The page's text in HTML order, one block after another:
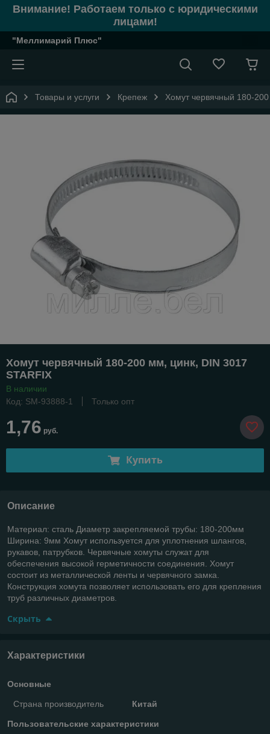
Внимание! Работаем только с юридическими
лицами!
"Меллимарий Плюс"
Товары и услуги Крепеж Хомут червячный 180-
Хомут червячный 180-200 мм, цинк, DIN 3017
STARFIX
В наличии
Код: SM-93888-1
Только опт
1,76 руб.
Купить
Описание
Материал: сталь Диаметр закрепляемой трубы: 180-200мм
Ширина: 9мм Хомут используется для уплотнения шлангов,
рукавов, патрубков. Червячные хомуты служат для
обеспечения высокой герметичности соединения. Хомут
состоит из металлической ленты и червячного замка.
Конструкция хомута позволяет использовать его для крепления
труб различных диаметров.
Скрыть
Характеристики
Основные
Страна производитель Китай
Пользовательские характеристики